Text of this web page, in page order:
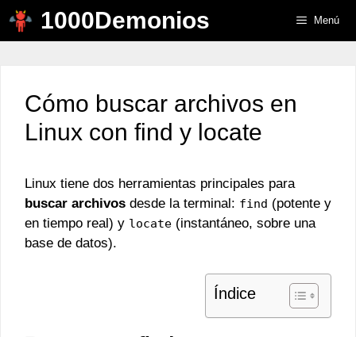
Saltar
1000Demonios Menú
Cómo buscar archivos en
Linux con find y locate
Linux tiene dos herramientas principales para
buscar archivos desde la terminal: find (potente y
en tiempo real) y locate (instantáneo, sobre una
base de datos).
Índice